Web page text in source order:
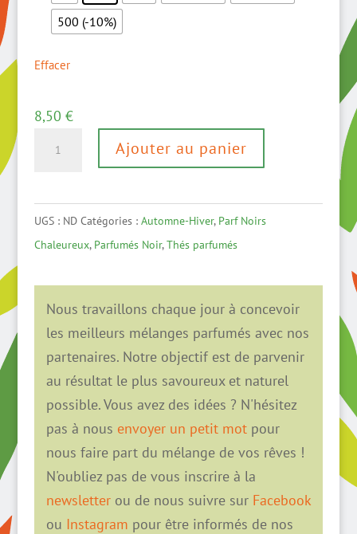
500 (-10%)
Effacer
8,50 €
Ajouter au panier
UGS : ND Catégories : Automne-Hiver, Parf Noirs
Chaleureux, Parfumés Noir,Thés parfumés
Nous travaillons chaque jour à concevoir
les meilleurs mélanges parfumés avec nos
partenaires. Notre objectif est de parvenir
au résultat le plus savoureux et naturel
possible. Vous avez des idées ? N'hésitez
pas à nous envoyer un petit motpour
nous faire part du mélange de vos rêves !
N'oubliez pas de vous inscrire à la
newsletterou de nous suivre sur Facebook
ou Instagram pour être informés de nos